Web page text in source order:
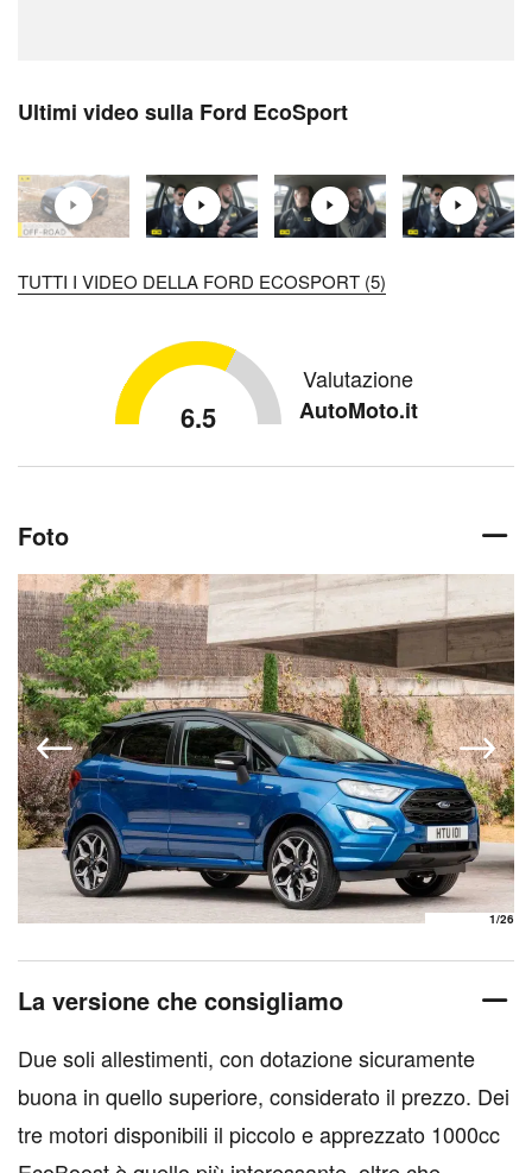
Ultimi video sulla Ford EcoSport
TUTTI I VIDEO DELLA FORD ECOSPORT (5)
6.5
Valutazione
AutoMoto.it
Foto
1/26
La versione che consigliamo
Due soli allestimenti, con dotazione sicuramente
buona in quello superiore, considerato il prezzo. Dei
tre motori disponibili il piccolo e apprezzato 1000cc